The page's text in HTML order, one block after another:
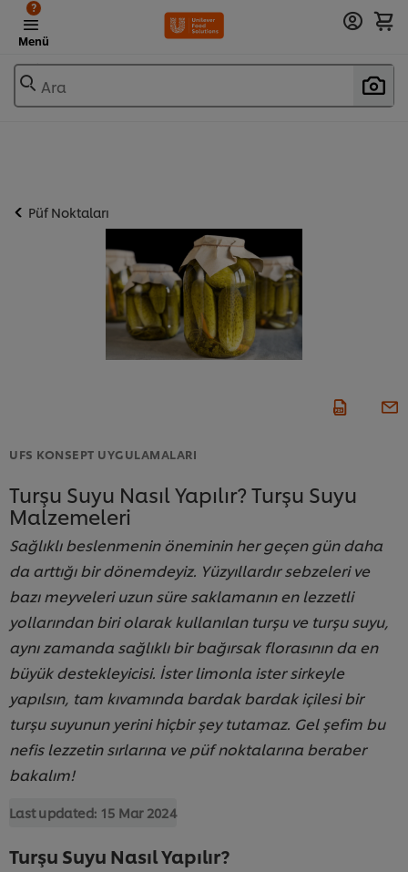
Menü
?
Ara
Püf Noktaları
UFS KONSEPT UYGULAMALARI
Turşu Suyu Nasıl Yapılır? Turşu Suyu
Malzemeleri
Sağlıklı beslenmenin öneminin her geçen gün daha
da arttığı bir dönemdeyiz. Yüzyıllardır sebzeleri ve
bazı meyveleri uzun süre saklamanın en lezzetli
yollarından biri olarak kullanılan turşu ve turşu suyu,
aynı zamanda sağlıklı bir bağırsak florasının da en
büyük destekleyicisi. İster limonla ister sirkeyle
yapılsın, tam kıvamında bardak bardak içilesi bir
turşu suyunun yerini hiçbir şey tutamaz. Gel şefim bu
nefis lezzetin sırlarına ve püf noktalarına beraber
bakalım!
Last updated: 15 Mar 2024
Turşu Suyu Nasıl Yapılır?